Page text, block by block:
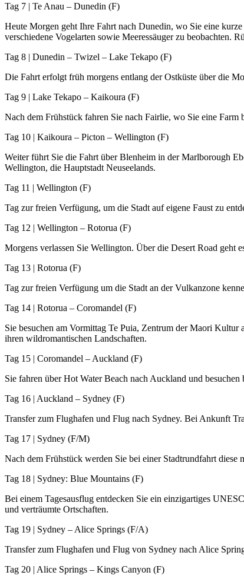
Tag 7 | Te Anau – Dunedin (F)
Heute Morgen geht Ihre Fahrt nach Dunedin, wo Sie eine
verschiedene Vogelarten sowie Meeressäuger zu beobachten.
Tag 8 | Dunedin – Twizel – Lake Tekapo (F)
Die Fahrt erfolgt früh morgens entlang der Ostküste über die
Tag 9 | Lake Tekapo – Kaikoura (F)
Nach dem Frühstück fahren Sie nach Fairlie, wo Sie eine
Tag 10 | Kaikoura – Picton – Wellington (F)
Weiter führt Sie die Fahrt über Blenheim in der Marlborough
Wellington, die Hauptstadt Neuseelands.
Tag 11 | Wellington (F)
Tag zur freien Verfügung, um die Stadt auf eigene Faust zu
Tag 12 | Wellington – Rotorua (F)
Morgens verlassen Sie Wellington. Über die Desert Road geht
Tag 13 | Rotorua (F)
Tag zur freien Verfügung um die Stadt an der Vulkanzone
Tag 14 | Rotorua – Coromandel (F)
Sie besuchen am Vormittag Te Puia, Zentrum der Maori
ihren wildromantischen Landschaften.
Tag 15 | Coromandel – Auckland (F)
Sie fahren über Hot Water Beach nach Auckland und
Tag 16 | Auckland – Sydney (F)
Transfer zum Flughafen und Flug nach Sydney. Bei Ankunft
Tag 17 | Sydney (F/M)
Nach dem Frühstück werden Sie bei einer Stadtrundfahrt
Tag 18 | Sydney: Blue Mountains (F)
Bei einem Tagesausflug entdecken Sie ein einzigartiges
und verträumte Ortschaften.
Tag 19 | Sydney – Alice Springs (F/A)
Transfer zum Flughafen und Flug von Sydney nach Alice
Tag 20 | Alice Springs – Kings Canyon (F)